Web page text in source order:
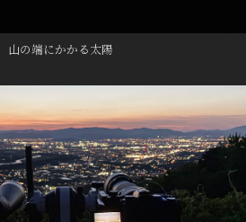
山の端にかかる太陽